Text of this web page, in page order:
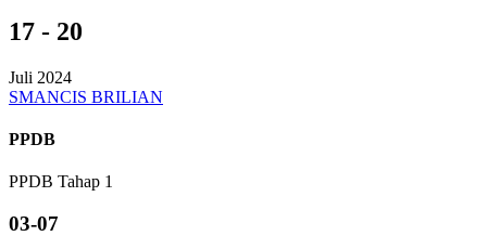
17 - 20
Juli 2024
SMANCIS BRILIAN
PPDB
PPDB Tahap 1
03-07